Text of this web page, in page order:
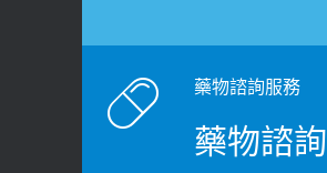
原則避免血糖血壓飆高
2026-06-08
老後睡不好、夜間易跌倒
2021-03-05
藥物諮詢服務
藥物諮詢